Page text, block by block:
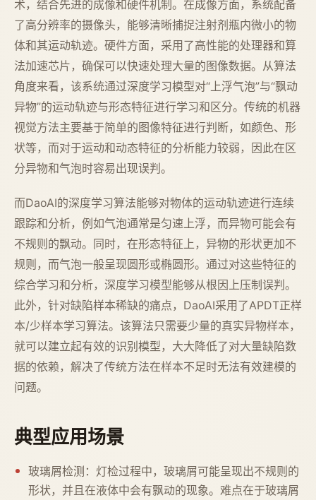
术，结合先进的成像和硬件机制。在成像方面，系统配备
了高分辨率的摄像头，能够清晰捕捉注射剂瓶内微小的物
体和其运动轨迹。硬件方面，采用了高性能的处理器和算
法加速芯片，确保可以快速处理大量的图像数据。从算法
角度来看，该系统通过深度学习模型对“上浮气泡”与“飘动
异物”的运动轨迹与形态特征进行学习和区分。传统的机器
视觉方法主要基于简单的图像特征进行判断，如颜色、形
状等，而对于运动和动态特征的分析能力较弱，因此在区
分异物和气泡时容易出现误判。
而DaoAI的深度学习算法能够对物体的运动轨迹进行连续
跟踪和分析，例如气泡通常是匀速上浮，而异物可能会有
不规则的飘动。同时，在形态特征上，异物的形状更加不
规则，而气泡一般呈现圆形或椭圆形。通过对这些特征的
综合学习和分析，深度学习模型能够从根因上压制误判。
此外，针对缺陷样本稀缺的痛点，DaoAI采用了APDT正样
本/少样本学习算法。该算法只需要少量的真实异物样本，
就可以建立起有效的识别模型，大大降低了对大量缺陷数
据的依赖，解决了传统方法在样本不足时无法有效建模的
问题。
典型应用场景
玻璃屑检测：灯检过程中，玻璃屑可能呈现出不规则的
形状，并且在液体中会有飘动的现象。难点在于玻璃屑